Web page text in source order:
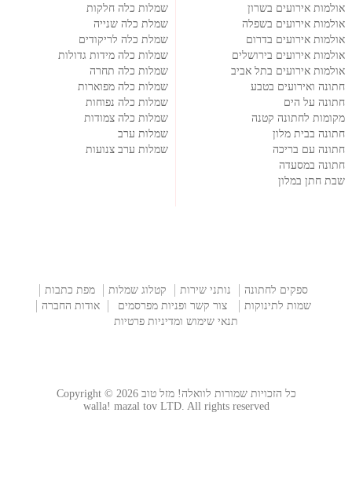
אולמות אירועים בשרון
אולמות אירועים בשפלה
אולמות אירועים בדרום
אולמות אירועים בירושלים
אולמות אירועים בתל אביב
חתונה ואירועים בטבע
חתונה על הים
מקומות לחתונה קטנה
חתונה בבית מלון
חתונה עם בריכה
חתונה במסעדה
שבת חתן במלון
שמלות כלה חלקות
שמלת כלה שנייה
שמלת כלה לריקודים
שמלות כלה מידות גדולות
שמלות כלה תחרה
שמלות כלה מפוארות
שמלות כלה נפוחות
שמלות כלה צמודות
שמלות ערב
שמלות ערב צנועות
ספקים לחתונה נותני שירות קטלוג שמלות
מפת כתבות
שמות לתינוקות
צור קשר ופניות מפרסמים
אודות החברה
תנאי שימוש ומדיניות פרטיות
כל הזכויות שמורות לוואלה! מזל טוב Copyright © 2026
walla! mazal tov LTD. All rights reserved